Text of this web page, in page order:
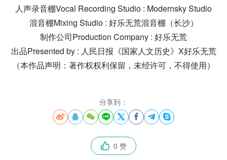
人声录音棚Vocal Recording Studio : Modernsky Studio
混音棚Mixing Studio : 好乐无荒混音棚（长沙）
制作公司Production Company : 好乐无荒
出品Presented by : 人民日报《国家人文历史》X好乐无荒
（本作品声明：著作权权利保留，未经许可，不得使用）
分享到：
       
 0 赞